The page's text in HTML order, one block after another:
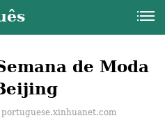
de Moda
portuguese.xinhuanet.com